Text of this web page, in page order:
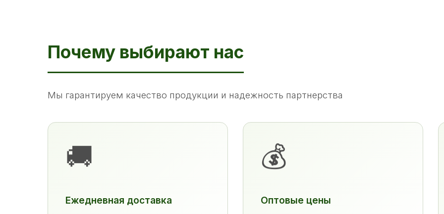
Почему выбирают нас
Мы гарантируем качество продукции и надежность партнерства
🚚
Ежедневная доставка
💰
Оптовые цены